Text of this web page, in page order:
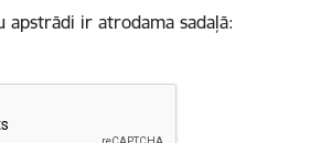
apstrādi ir atrodama sadaļā: